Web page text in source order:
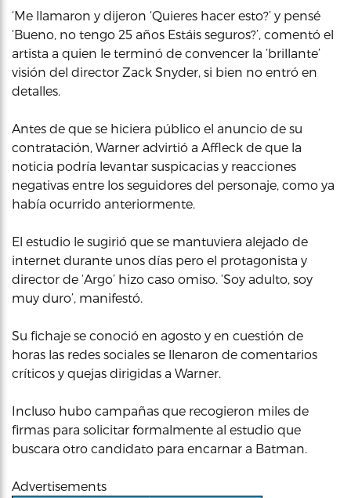
‘Me llamaron y dijeron ‘Quieres hacer esto?’ y pensé
‘Bueno, no tengo 25 años Estáis seguros?’, comentó el
artista a quien le terminó de convencer la ‘brillante’
visión del director Zack Snyder, si bien no entró en
detalles.
Antes de que se hiciera público el anuncio de su
contratación, Warner advirtió a Affleck de que la
noticia podría levantar suspicacias y reacciones
negativas entre los seguidores del personaje, como ya
había ocurrido anteriormente.
El estudio le sugirió que se mantuviera alejado de
internet durante unos días pero el protagonista y
director de ‘Argo’ hizo caso omiso. ‘Soy adulto, soy
muy duro’, manifestó.
Su fichaje se conoció en agosto y en cuestión de
horas las redes sociales se llenaron de comentarios
críticos y quejas dirigidas a Warner.
Incluso hubo campañas que recogieron miles de
firmas para solicitar formalmente al estudio que
buscara otro candidato para encarnar a Batman.
Advertisements